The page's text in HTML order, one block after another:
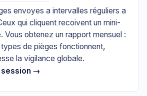
envoyes a intervalles réguliers a
qui cliquent recoivent un mini-
Vous obtenez un rapport mensuel :
de pièges fonctionnent,
la vigilance globale.
session →